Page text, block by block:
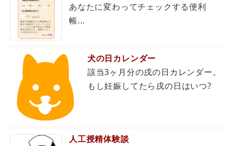
あなたに変わってチェックする便利
帳...
犬の日カレンダー
該当3ヶ月分の戌の日カレンダー。
もし妊娠してたら戌の日はいつ?
人工授精体験談